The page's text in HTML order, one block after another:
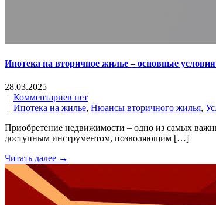
Ипотека на вторичное жилье – основные
28.03.2025
| Комментариев нет
| Ипотека на жилье, Нюансы вторичного жилья,
Приобретение недвижимости – одно из самых
доступным инструментом, позволяющим […]
Читать далее →